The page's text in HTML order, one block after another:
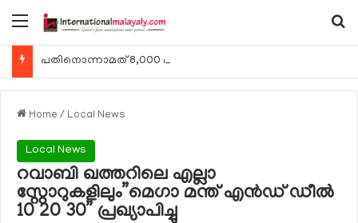
Menu
Home / Local News
Local News
റവാബി ഖത്തറിലെ എല്ലാ
സ്റ്റോറുകളിലും”മെഗാ മന്ത് എന്‍ഡ് ഡീല്‍
10 20 30” പ്രഖ്യാപിച്ചു